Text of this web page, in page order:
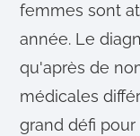
femmes sont
année. Le
qu'après de
médicales
grand défi